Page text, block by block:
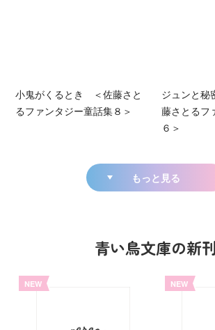
小鬼がくるとき ＜佐藤さと
るファンタジー童話集８＞
ジュンと
藤さとるフ
６＞
もっと見る
青い鳥文庫の新刊
NEW NEW